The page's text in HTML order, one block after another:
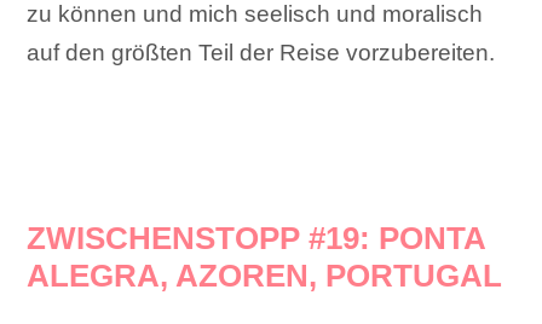
zu können und mich seelisch und moralisch
auf den größten Teil der Reise vorzubereiten.
ZWISCHENSTOPP #19: PONTA
ALEGRA, AZOREN, PORTUGAL